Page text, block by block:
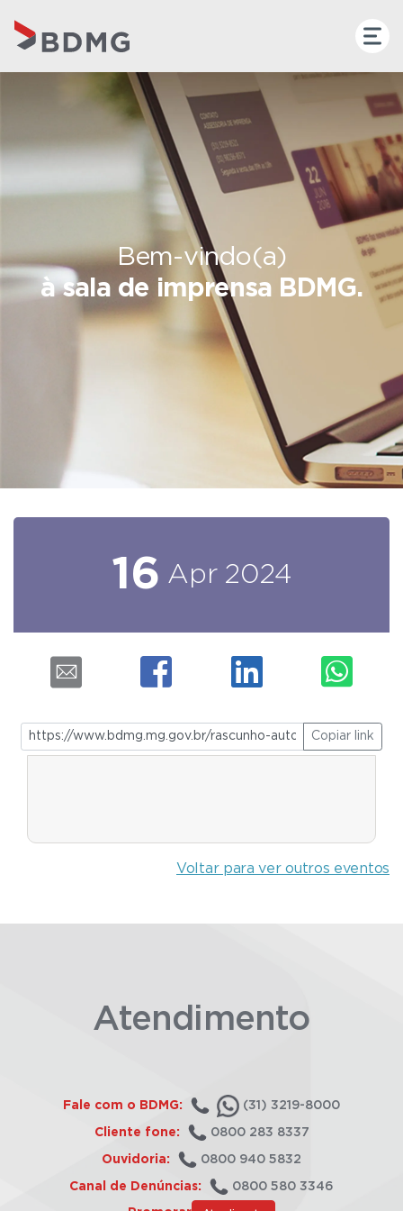
Bem-vindo(a)
à sala de imprensa BDMG.
16 Apr 2024
Copiar link
Voltar para ver outros eventos
Atendimento
Fale com o BDMG: (31) 3219-8000
Cliente fone: 0800 283 8337
Ouvidoria: 0800 940 5832
Canal de Denúncias: 0800 580 3346